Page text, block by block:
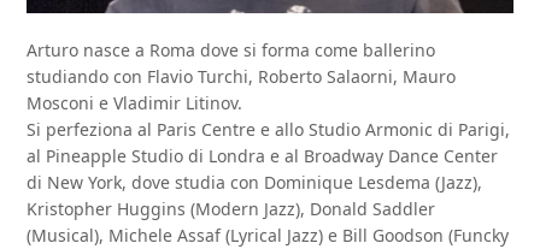
Arturo nasce a Roma dove si forma come ballerino
studiando con Flavio Turchi, Roberto Salaorni, Mauro
Mosconi e Vladimir Litinov.
Si perfeziona al Paris Centre e allo Studio Armonic di Parigi,
al Pineapple Studio di Londra e al Broadway Dance Center
di New York, dove studia con Dominique Lesdema (Jazz),
Kristopher Huggins (Modern Jazz), Donald Saddler
(Musical), Michele Assaf (Lyrical Jazz) e Bill Goodson (Funcky